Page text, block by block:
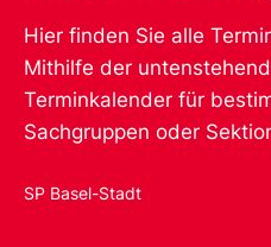
Hier finden Sie alle
Mithilfe der
Terminkalender für
Sachgruppen oder
SP Basel-Stadt